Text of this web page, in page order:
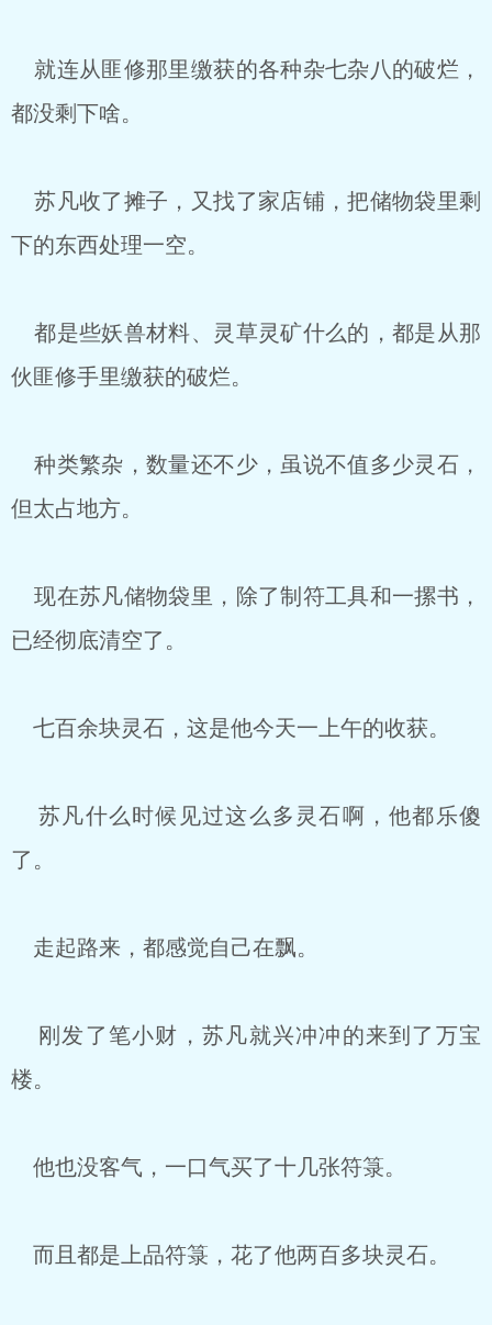
就连从匪修那里缴获的各种杂七杂八的破烂，
都没剩下啥。
苏凡收了摊子，又找了家店铺，把储物袋里剩
下的东西处理一空。
都是些妖兽材料、灵草灵矿什么的，都是从那
伙匪修手里缴获的破烂。
种类繁杂，数量还不少，虽说不值多少灵石，
但太占地方。
现在苏凡储物袋里，除了制符工具和一摞书，
已经彻底清空了。
七百余块灵石，这是他今天一上午的收获。
苏凡什么时候见过这么多灵石啊，他都乐傻
了。
走起路来，都感觉自己在飘。
刚发了笔小财，苏凡就兴冲冲的来到了万宝
楼。
他也没客气，一口气买了十几张符箓。
而且都是上品符箓，花了他两百多块灵石。